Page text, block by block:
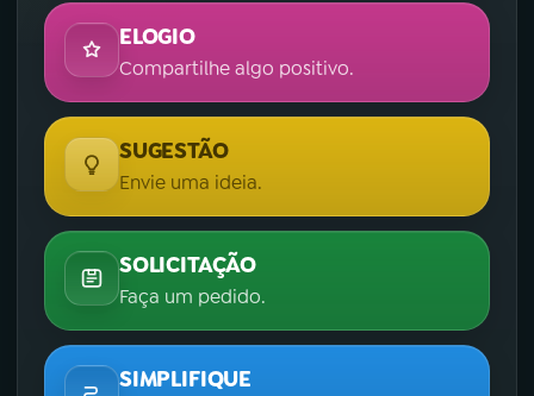
ELOGIO
Compartilhe algo positivo.
SUGESTÃO
Envie uma ideia.
SOLICITAÇÃO
Faça um pedido.
SIMPLIFIQUE